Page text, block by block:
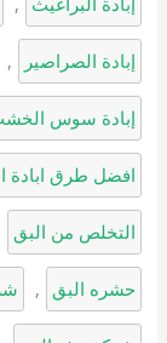
إبادة الصراصير ,
إبادة سوس
افضل طرق ابادة
التخلص من البق
حشره البق ,